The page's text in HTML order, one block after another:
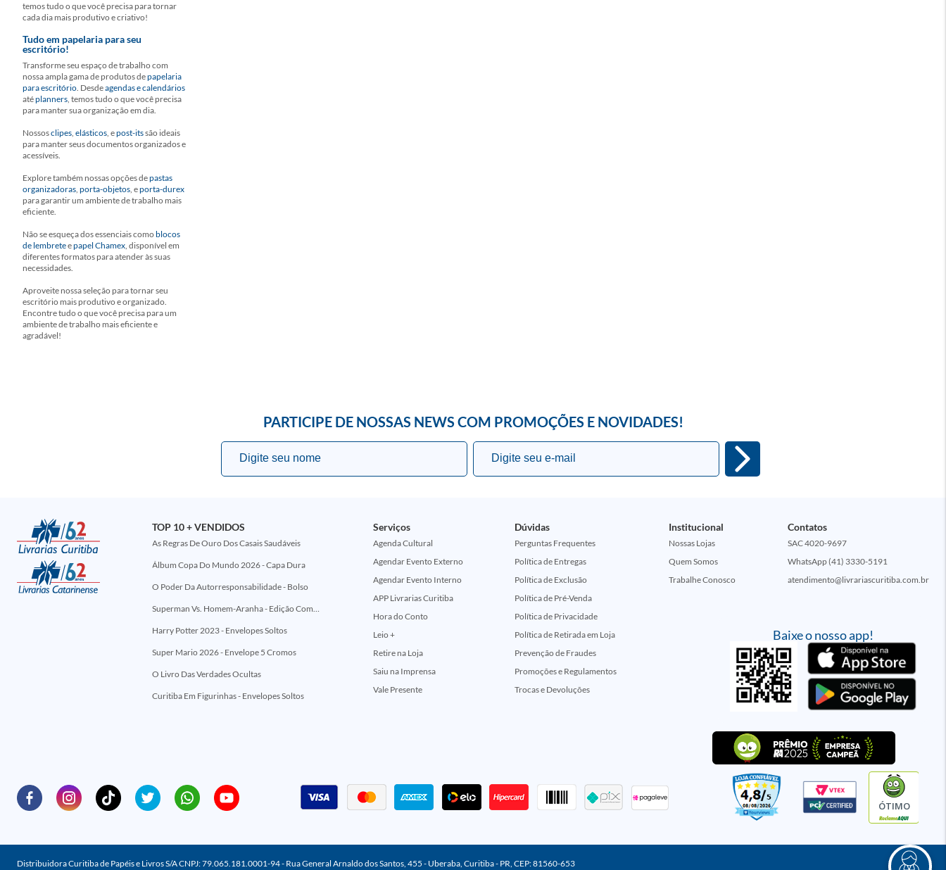
temos tudo o que você precisa para tornar
cada dia mais produtivo e criativo!
Tudo em papelaria para seu
escritório!
Transforme seu espaço de trabalho com
nossa ampla gama de produtos depapelaria
para escritório. Desdeagendas e calendários
atéplanners, temos tudo o que você precisa
para manter sua organização em dia.
Nossosclipes, elásticos, epost-itssão ideais
para manter seus documentos organizados e
acessíveis.
Explore também nossas opções depastas
organizadoras, porta-objetos, eporta-durex
para garantir um ambiente de trabalho mais
eficiente.
Não se esqueça dos essenciais comoblocos
de lembreteepapel Chamex, disponível em
diferentes formatos para atender às suas
necessidades.
Aproveite nossa seleção para tornar seu
escritório mais produtivo e organizado.
Encontre tudo o que você precisa para um
ambiente de trabalho mais eficiente e
agradável!
PARTICIPE DE NOSSAS NEWS COM PROMOÇÕES E NOVIDADES!
Baixe o nosso app!
TOP 10 + VENDIDOS
As Regras De Ouro Dos Casais Saudáveis
Álbum Copa Do Mundo 2026 - Capa Dura
O Poder Da Autorresponsabilidade - Bolso
Superman Vs. Homem-Aranha - Edição Comemorativa 50 Anos (Encontros Clássicos Dc E Marvel)
Harry Potter 2023 - Envelopes Soltos
Super Mario 2026 - Envelope 5 Cromos
O Livro Das Verdades Ocultas
Curitiba Em Figurinhas - Envelopes Soltos
Serviços
Agenda Cultural
Agendar Evento Externo
Agendar Evento Interno
APP Livrarias Curitiba
Hora do Conto
Leio +
Retire na Loja
Saiu na Imprensa
Vale Presente
Dúvidas
Perguntas Frequentes
Política de Entregas
Política de Exclusão
Política de Pré-Venda
Política de Privacidade
Política de Retirada em Loja
Prevenção de Fraudes
Promoções e Regulamentos
Trocas e Devoluções
Institucional
Nossas Lojas
Quem Somos
Trabalhe Conosco
Contatos
SAC 4020-9697
WhatsApp (41) 3330-5191
atendimento@livrariascuritiba.com.br
ÓTIMO
Distribuidora Curitiba de Papéis e Livros S/A CNPJ: 79.065.181.0001-94 - Rua General Arnaldo dos Santos, 455 - Uberaba, Curitiba - PR, CEP: 81560-653